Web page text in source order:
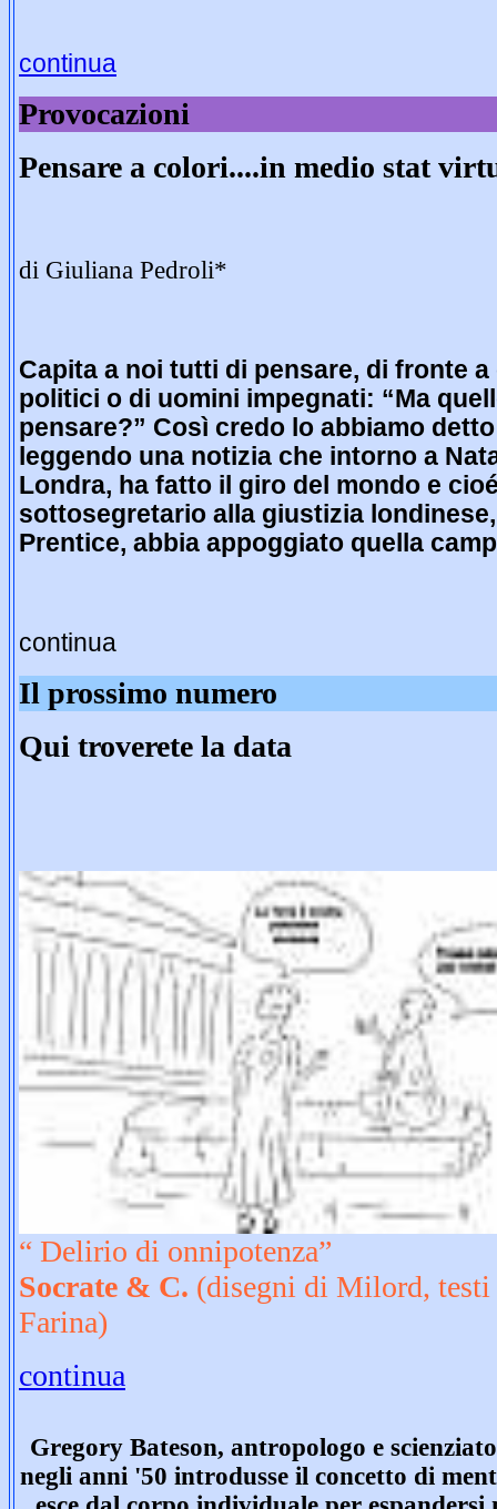
continua
Provocazioni
Pensare a colori....in medio stat
di Giuliana Pedroli*
Capita a noi tutti di pensare, di fronte a
politici o di uomini impegnati: “Ma
pensare?” Così credo lo abbiamo
leggendo una notizia che intorno a
Londra, ha fatto il giro del mondo e
sottosegretario alla giustizia
Prentice, abbia appoggiato quella
continua
Il prossimo numero
Qui troverete la data
“ Delirio di onnipotenza”
Socrate & C. (disegni di Milord,
Farina)
continua
Gregory Bateson, antropologo e
negli anni '50 introdusse il concetto di